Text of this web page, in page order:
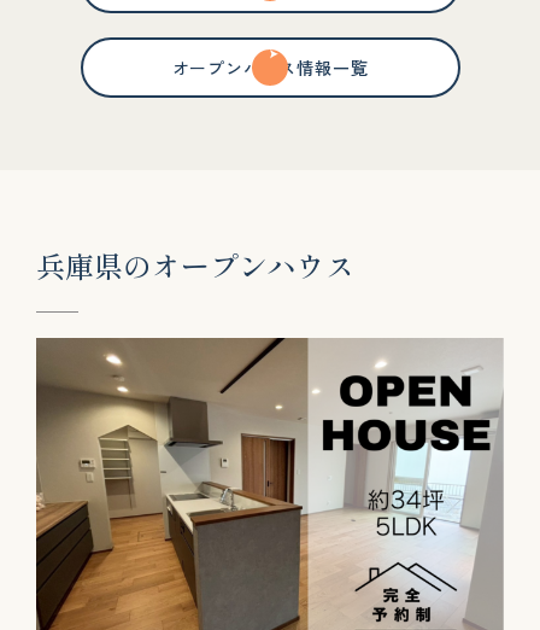
オープンハウス情報一覧
兵庫県のオープンハウ ス